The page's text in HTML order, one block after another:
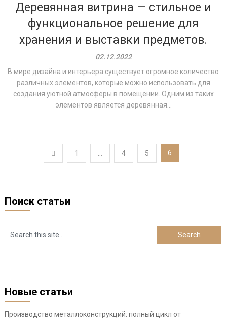
Деревянная витрина — стильное и
функциональное решение для
хранения и выставки предметов.
02.12.2022
В мире дизайна и интерьера существует огромное количество
различных элементов, которые можно использовать для
создания уютной атмосферы в помещении. Одним из таких
элементов является деревянная...
Пагинация
1 4 5 6
Поиск статьи
Новые статьи
Производство металлоконструкций: полный цикл от